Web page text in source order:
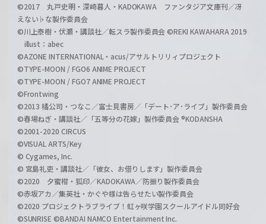
©2017 丸戸史明・深崎暮人・KADOKAWA ファンタジア文庫刊／冴
えない♭な製作委員会
©川上泰樹・伏瀬・講談社／転スラ製作委員会 ©REKI KAWAHARA 2019
illust：abec
©AZONE INTERNATIONAL・acus/アサルトリリィプロジェクト
©TYPE-MOON / FGO6 ANIME PROJECT
©TYPE-MOON / FGO7 ANIME PROJECT
©Frontwing
©2013 橘公司・つなこ／富士見書房／「デート･ア･ライブ」製作委員会
©春場ねぎ・講談社／「五等分の花嫁」製作委員会 ®KODANSHA
©2001-2020 CIRCUS
©VISUAL ARTS/Key
© Cygames, Inc.
© 宮島礼吏・講談社／「彼女、お借りします」製作委員会
©2020 夕蜜柑・狐印／KADOKAWA／防振り製作委員会
©赤坂アカ／集英社・かぐや様は告らせたい製作委員会
©2020 プロジェクトラブライブ！虹ヶ咲学園スクールアイドル同好会
©SUNRISE ©BANDAI NAMCO Entertainment Inc.